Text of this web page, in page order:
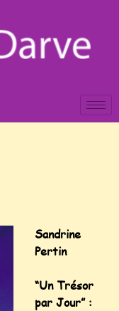
Sandrine
Pertin
“Un Trésor
par Jour” :